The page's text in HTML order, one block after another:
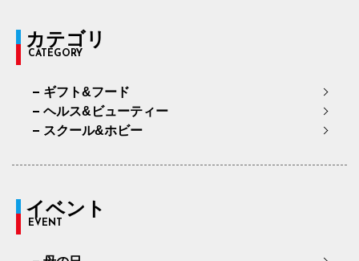
カテゴリ
CATEGORY
ギフト&フード
ヘルス&ビューティー
スクール&ホビー
イベント
EVENT